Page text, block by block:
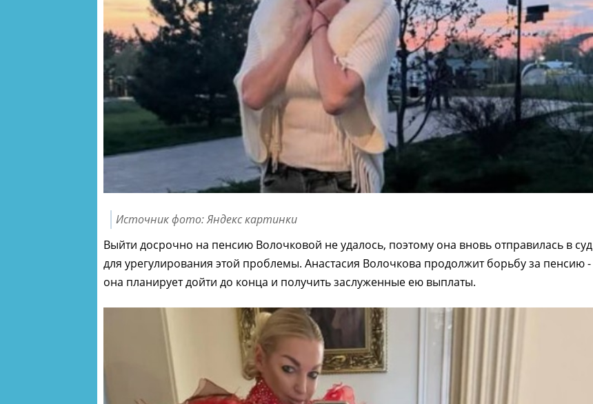
Источник фото: Яндекс картинки
Выйти досрочно на пенсию Волочковой не удалось, поэтому она вновь отправилась в суд
для урегулирования этой проблемы. Анастасия Волочкова продолжит борьбу за пенсию -
она планирует дойти до конца и получить заслуженные ею выплаты.